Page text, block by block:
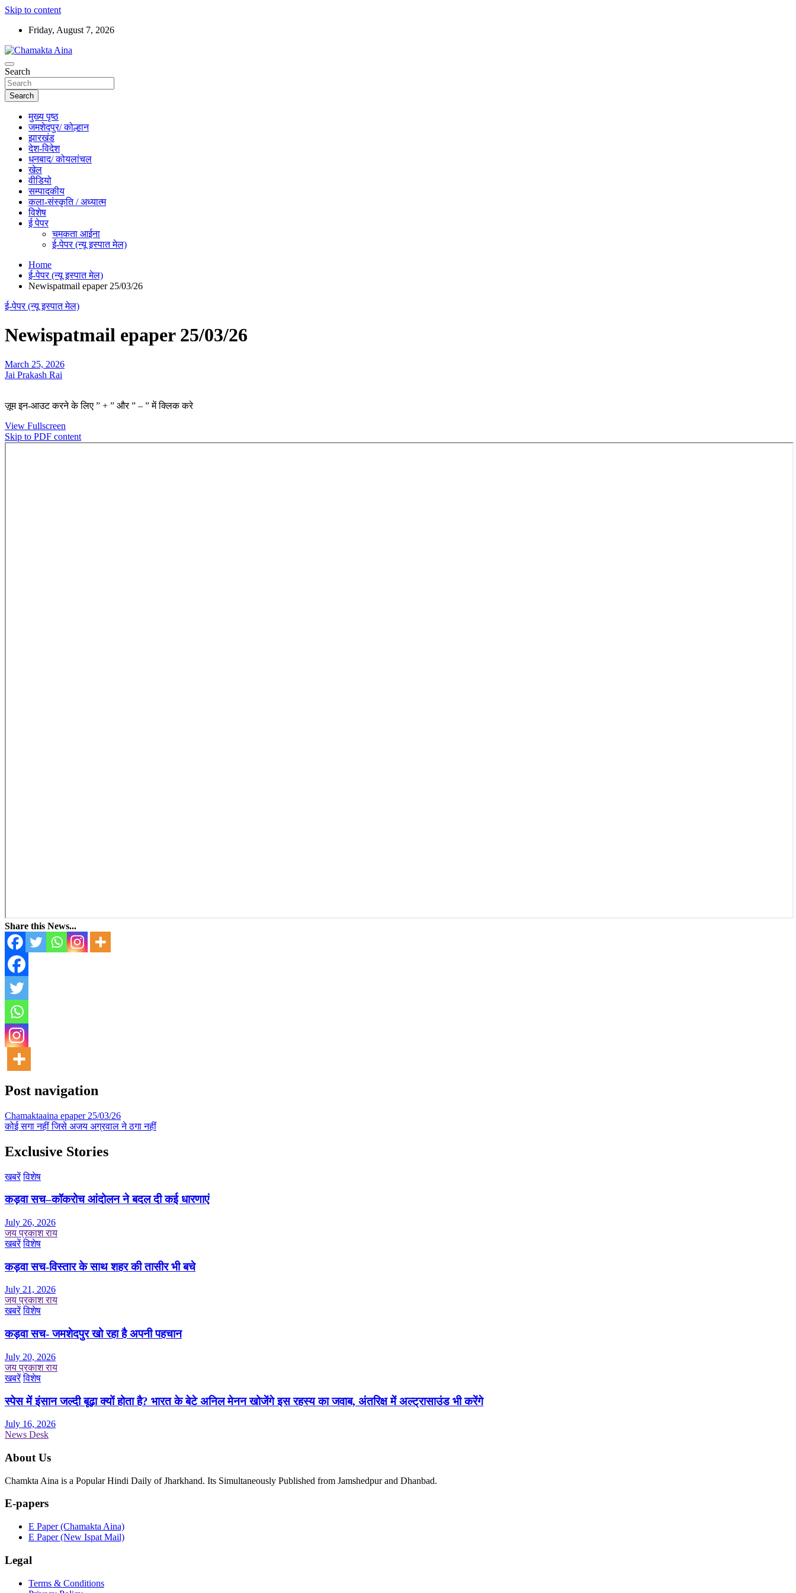
Skip to content
Friday, August 7, 2026
Chamakta Aina
Hindi News Paper – Jharkhand
Search
Search
मुख्य पृष्ठ
जमशेदपुर/ कोल्हान
झारखंड
देश-विदेश
धनबाद/ कोयलांचल
खेल
वीडियो
सम्पादकीय
कला-संस्कृति / अध्यात्म
विशेष
ई पेपर
चमकता आईना
ई-पेपर (न्यू इस्पात मेल)
Home
ई-पेपर (न्यू इस्पात मेल)
Newispatmail epaper 25/03/26
ई-पेपर (न्यू इस्पात मेल)
Newispatmail epaper 25/03/26
March 25, 2026
Jai Prakash Rai
ज़ूम इन-आउट करने के लिए ” + ” और ” – ” में क्लिक करे
View Fullscreen
Skip to PDF content
Share this News...
Post navigation
Chamaktaaina epaper 25/03/26
कोई सगा नहीं जिसे अजय अग्रवाल ने ठगा नहीं
Exclusive Stories
खबरें विशेष
कड़वा सच–कॉकरोच आंदोलन ने बदल दी कई धारणाएं
July 26, 2026
जय प्रकाश राय
खबरें विशेष
कड़वा सच-विस्तार के साथ शहर की तासीर भी बचे
July 21, 2026
जय प्रकाश राय
खबरें विशेष
कड़वा सच- जमशेदपुर खो रहा है अपनी पहचान
July 20, 2026
जय प्रकाश राय
खबरें विशेष
स्पेस में इंसान जल्दी बूढ़ा क्यों होता है? भारत के बेटे अनिल मेनन खोजेंगे इस रहस्य का जवाब, अंतरिक्ष में अल्ट्रासाउंड भी करेंगे
July 16, 2026
News Desk
About Us
Chamkta Aina is a Popular Hindi Daily of Jharkhand. Its Simultaneously Published from Jamshedpur and Dhanbad.
E-papers
E Paper (Chamakta Aina)
E Paper (New Ispat Mail)
Legal
Terms & Conditions